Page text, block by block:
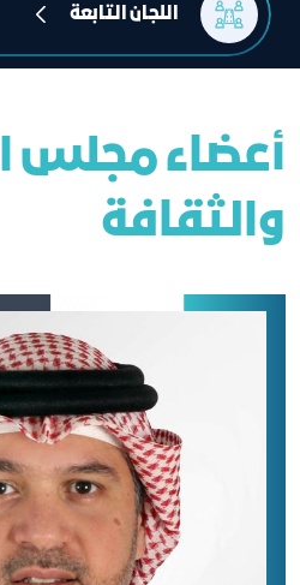
اللجان التابعة
أعضاء مجلس
والثقافة